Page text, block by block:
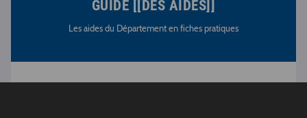
GUIDE [[DES AIDES]]
Les aides du Département en fiches pratiques